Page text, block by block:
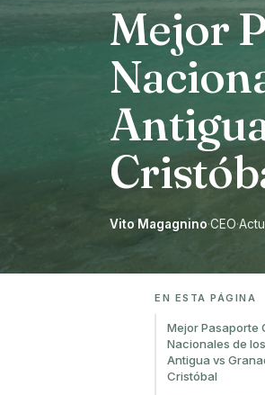
Mejor
Vito Magagnino·CEO·
EN ESTA PÁGINA
Mejor Pasaporte
Nacionales de
Antigua vs
Cristóbal